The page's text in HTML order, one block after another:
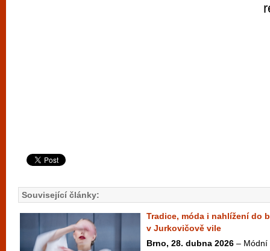
Související články:
Tradice, móda i nahlížení do
v Jurkovičově vile
Brno, 28. dubna 2026 – Módní